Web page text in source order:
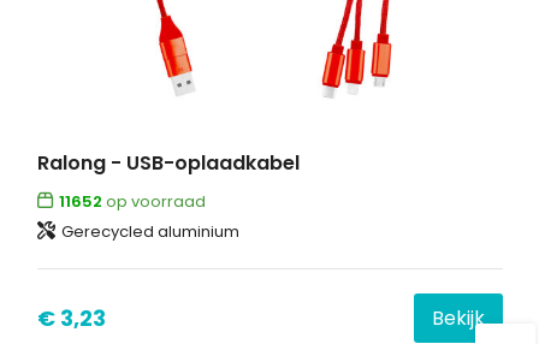
Ralong - USB-oplaadkabel
11652 op voorraad
Gerecycled aluminium
€ 3,23 Bekijk